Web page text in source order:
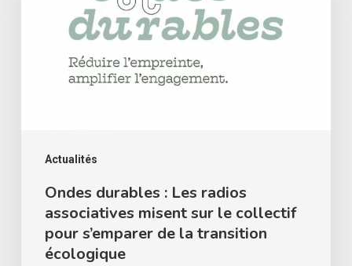
Actualités
associatives
collectif
s’emparer
Ondes durables : Les radios
associatives misent sur le collectif
pour s’emparer de la transition
écologique